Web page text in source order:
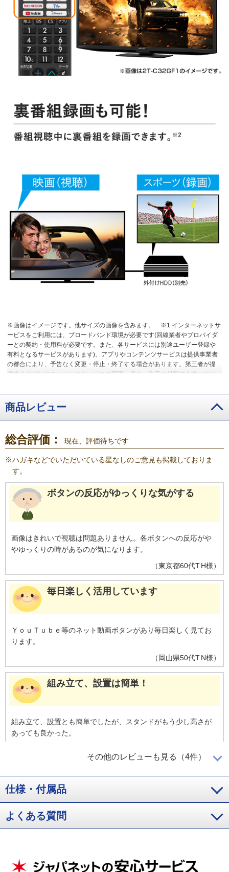
※画像はイメージです。他サイズの画像を含みます。
※1 インターネットサ
ービスをご利用には、ブロードバンド環境が必要です(回線業者やプロバイダ
ーとの契約・使用料が必要です。また、各サービスには別途ユーザー登録や
有料となるサービスがあります)。アプリやコンテンツサービスは提供事業者
の都合により、予告なく変更・停止・終了する場合があります。第三者が提
供するアプリやコンテンツサービスの変更・停止・終了に起因するすべての
ませんので、あらかじめご了承ください。
※2 録画機能を使用するには、外
付けUSBハードディスク(別売)が必要です。
商品レビュー
総合評価： 現在、評価待ちです
※ハガキなどでいただいている星なしのご意見も掲載しておりま
す。
ボタンの反応がゆっくりな気がする
画像はきれいで視聴は問題ありません。各ボタンへの反応がや
やゆっくりの時があるのが気になります。
（東京都60代T.H様）
毎日楽しく活用しています
ＹｏｕＴｕｂｅ等のネット動画ボタンがあり毎日楽しく見てお
ります。
（ 岡山県50代T.N様）
組み立て、設置は簡単！
組み立て、設置とも簡単でしたが、スタンドがもう少し高さが
あっても良かった。
簡単操作で動画が観れる
大きさも丁度良く、リモコンを押すだけでネットを介し動画な
50代
その他のレビューも見る（4件）
仕様・付属品
よくある質問